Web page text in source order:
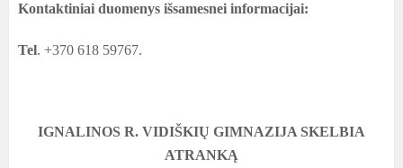
Kontaktiniai duomenys išsamesnei informacijai:
Tel. +370 618 59767.
IGNALINOS R. VIDIŠKIŲ GIMNAZIJA SKELBIA
ATRANKĄ